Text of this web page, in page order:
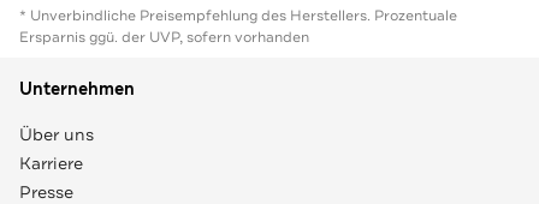
* Unverbindliche Preisempfehlung des Herstellers. Prozentuale
Ersparnis ggü. der UVP, sofern vorhanden
Unternehmen
Über uns
Karriere
Presse